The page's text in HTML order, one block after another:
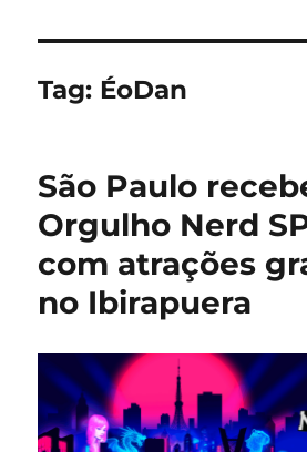
Tag: ÉoDan
São Paulo
Orgulho Nerd
com atrações
no Ibirapuera